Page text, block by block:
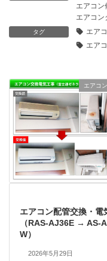
エアコン
エアコン
タグ エア
エア
エアコン
エアコン配管交換・電
（RAS-AJ36E → AS-
W）
2026年5月29日